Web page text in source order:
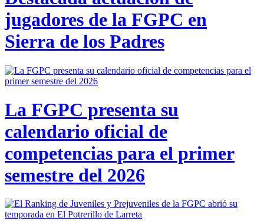
jugadores de la FGPC en
Sierra de los Padres
La FGPC presenta su
calendario oficial de
competencias para el primer
semestre del 2026